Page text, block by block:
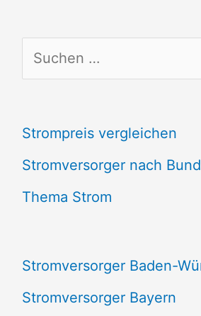
u
h
e
n
h
Strompreis vergleichen
Stromversorger nach
Thema Strom
Stromversorger Baden-
Stromversorger Bayern